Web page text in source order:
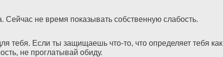
Сейчас не время показывать собственную слабость.
тебя. Если ты защищаешь что-то, что определяет тебя как
не проглатывай обиду.